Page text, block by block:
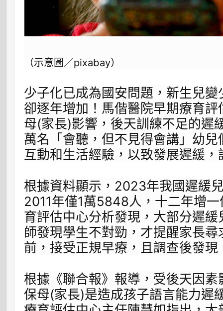
（示意圖／pixabay）
少子化已成為國安問題，新生兒
卻逐年增加！馬偕醫院早期療育
母(家長)影響，後天訓練不足的遲
萬名「會聽，但不見得會講」幼
互動和生活經驗，以致發展遲緩
根據資料顯示，2023年我國遲緩
2011年僅1萬5848人，十二年增
育評估中心分析發現，大部分遲
師發現學生不對勁，才提醒家長
前，接受正規早療，且調查後發
根據《聯合報》報導，受後天因
保母(家長)是造成孩子語言能力遲